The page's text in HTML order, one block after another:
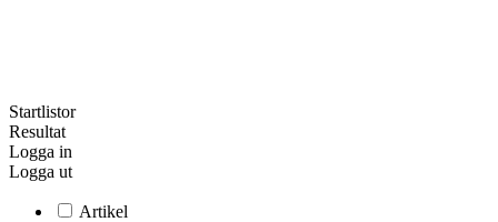
Startlistor
Resultat
Logga in
Logga ut
Artikel